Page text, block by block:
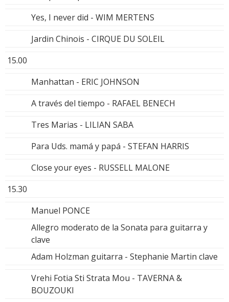
Yes, I never did - WIM MERTENS
Jardin Chinois - CIRQUE DU SOLEIL
15.00
Manhattan - ERIC JOHNSON
A través del tiempo - RAFAEL BENECH
Tres Marias - LILIAN SABA
Para Uds. mamá y papá - STEFAN HARRIS
Close your eyes - RUSSELL MALONE
15.30
Manuel PONCE
Allegro moderato de la Sonata para guitarra y
clave
Adam Holzman guitarra - Stephanie Martin clave
Vrehi Fotia Sti Strata Mou - TAVERNA &
BOUZOUKI